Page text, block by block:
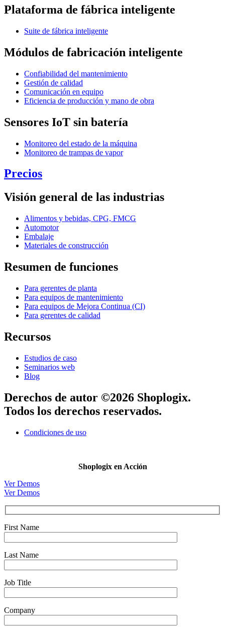
Plataforma de fábrica inteligente
Suite de fábrica inteligente
Módulos de fabricación inteligente
Confiabilidad del mantenimiento
Gestión de calidad
Comunicación en equipo
Eficiencia de producción y mano de obra
Sensores IoT sin batería
Monitoreo del estado de la máquina
Monitoreo de trampas de vapor
Precios
Visión general de las industrias
Alimentos y bebidas, CPG, FMCG
Automotor
Embalaje
Materiales de construcción
Resumen de funciones
Para gerentes de planta
Para equipos de mantenimiento
Para equipos de Mejora Continua (CI)
Para gerentes de calidad
Recursos
Estudios de caso
Seminarios web
Blog
Derechos de autor ©2026 Shoplogix.
Todos los derechos reservados.
Condiciones de uso
Shoplogix en Acción
Ver Demos
Ver Demos
First Name
Last Name
Job Title
Company